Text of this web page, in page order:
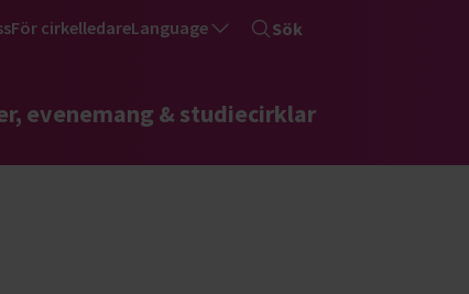
För cirkelledareLanguage Sök
evenemang & studiecirklar